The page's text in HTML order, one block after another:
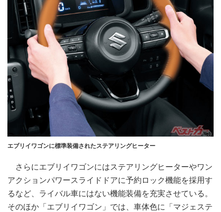
エブリイワゴンに標準装備されたステアリングヒーター
さらにエブリイワゴンにはステアリングヒーターやワン
アクションパワースライドドアに予約ロック機能を採用す
るなど、ライバル車にはない機能装備を充実させている。
そのほか「エブリイワゴン」では、車体色に「マジェステ